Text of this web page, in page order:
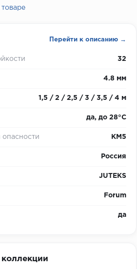
Перейти к описанию →
32
4.8 мм
1,5 / 2 / 2,5 / 3 / 3,5 / 4 м
да, до 28°С
КМ5
Россия
JUTEKS
Forum
да
коллекции